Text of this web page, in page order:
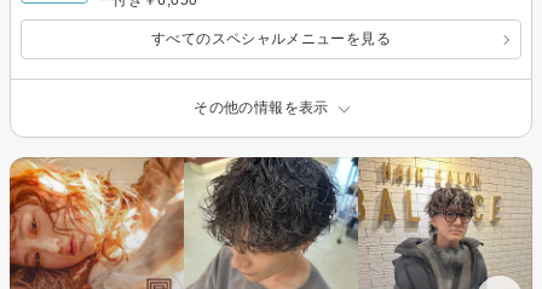
すべてのスペシャルメニューを見る
その他の情報を表示